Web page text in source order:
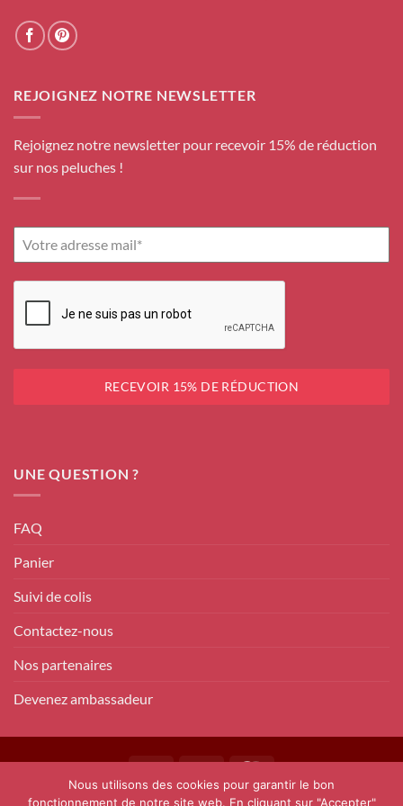
REJOIGNEZ NOTRE NEWSLETTER
Rejoignez notre newsletter pour recevoir 15% de réduction
sur nos peluches !
RECEVOIR 15% DE RÉDUCTION
UNE QUESTION ?
FAQ
Panier
Suivi de colis
Contactez-nous
Nos partenaires
Devenez ambassadeur
CONDITIONS GÉNÉRALES DE VENTES
Nous utilisons des cookies pour garantir le bon
fonctionnement de notre site web. En cliquant sur "Accepter"